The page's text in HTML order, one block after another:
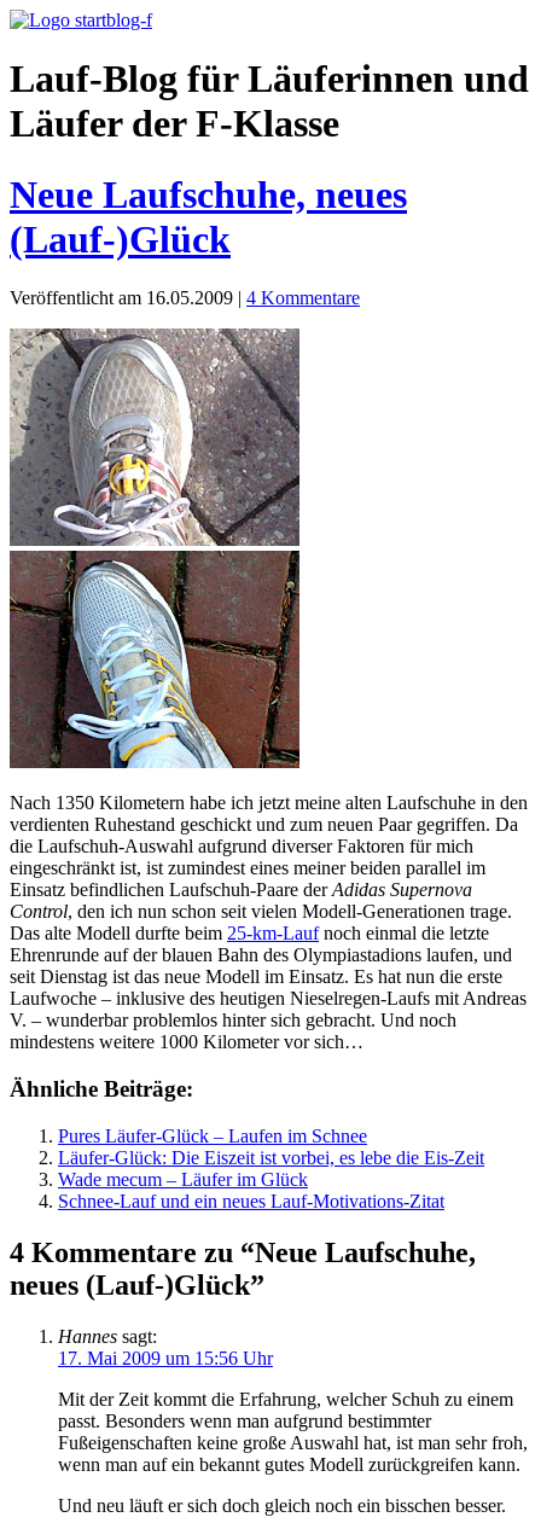
Lauf-Blog für Läuferinnen und
Läufer der F-Klasse
Neue Laufschuhe, neues
(Lauf-)Glück
Veröffentlicht am 16.05.2009 | 4 Kommentare
Nach 1350 Kilometern habe ich jetzt meine alten Laufschuhe in den
verdienten Ruhestand geschickt und zum neuen Paar gegriffen. Da
die Laufschuh-Auswahl aufgrund diverser Faktoren für mich
eingeschränkt ist, ist zumindest eines meiner beiden parallel im
Einsatz befindlichen Laufschuh-Paare derAdidas Supernova
Control, den ich nun schon seit vielen Modell-Generationen trage.
Das alte Modell durfte beim 25-km-Laufnoch einmal die letzte
Ehrenrunde auf der blauen Bahn des Olympiastadions laufen, und
seit Dienstag ist das neue Modell im Einsatz. Es hat nun die erste
Laufwoche – inklusive des heutigen Nieselregen-Laufs mit Andreas
V. – wunderbar problemlos hinter sich gebracht. Und noch
mindestens weitere 1000 Kilometer vor sich…
Ähnliche Beiträge:
Pures Läufer-Glück – Laufen im Schnee
Läufer-Glück: Die Eiszeit ist vorbei, es lebe die Eis-Zeit
Wade mecum – Läufer im Glück
Schnee-Lauf und ein neues Lauf-Motivations-Zitat
4 Kommentare zu “Neue Laufschuhe,
neues (Lauf-)Glück”
Hannes sagt:
17. Mai 2009 um 15:56 Uhr
Mit der Zeit kommt die Erfahrung, welcher Schuh zu einem
passt. Besonders wenn man aufgrund bestimmter
Fußeigenschaften keine große Auswahl hat, ist man sehr froh,
wenn man auf ein bekannt gutes Modell zurückgreifen kann.
Und neu läuft er sich doch gleich noch ein bisschen besser.